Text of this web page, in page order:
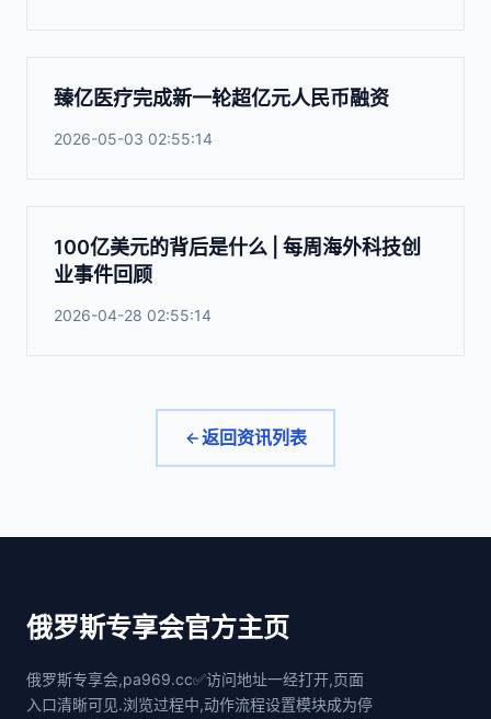
臻亿医疗完成新一轮超亿元人民币融资
2026-05-03 02:55:14
100亿美元的背后是什么 | 每周海外科技创
业事件回顾
2026-04-28 02:55:14
返回资讯列表
俄罗斯专享会官方主页
俄罗斯专享会,pa969.cc✅访问地址一经打开,页面
入口清晰可见.浏览过程中,动作流程设置模块成为停